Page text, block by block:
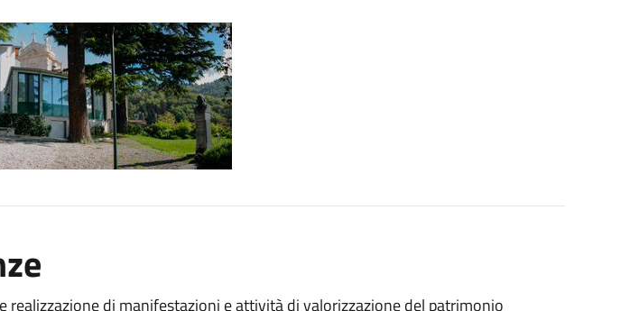
realizzazione di manifestazioni e attività di valorizzazione del patrimonio